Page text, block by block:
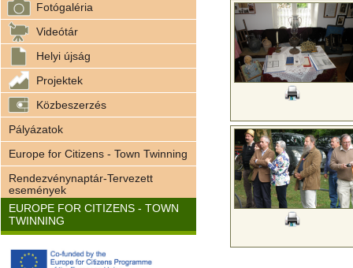
Fotógaléria
Videótár
Helyi újság
Projektek
Közbeszerzés
Pályázatok
Europe for Citizens - Town Twinning
Rendezvénynaptár-Tervezett
események
EUROPE FOR CITIZENS - TOWN
TWINNING